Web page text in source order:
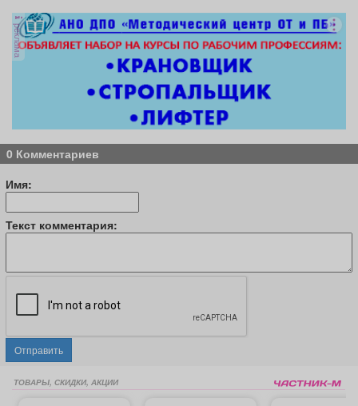
реклама
0 Комментариев
Имя:
Текст комментария:
Отправить
ТОВАРЫ, СКИДКИ, АКЦИИ